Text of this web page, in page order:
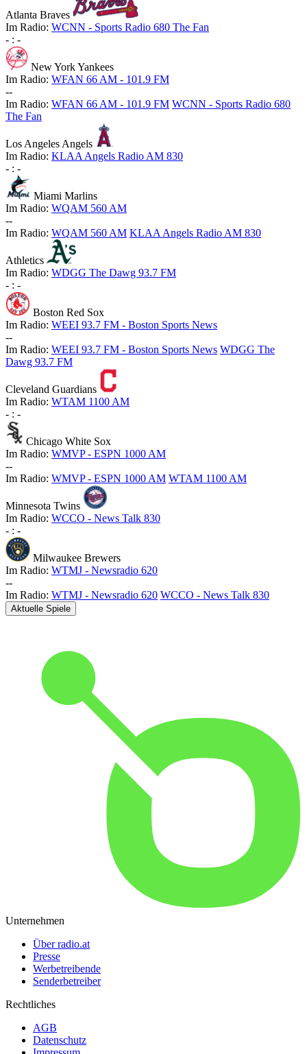
Atlanta Braves
Im Radio: WCNN - Sports Radio 680 The Fan
- : -
New York Yankees
Im Radio: WFAN 66 AM - 101.9 FM
--
Im Radio: WFAN 66 AM - 101.9 FM WCNN - Sports Radio 680
The Fan
Los Angeles Angels
Im Radio: KLAA Angels Radio AM 830
- : -
Miami Marlins
Im Radio: WQAM 560 AM
--
Im Radio: WQAM 560 AM KLAA Angels Radio AM 830
Athletics
Im Radio: WDGG The Dawg 93.7 FM
- : -
Boston Red Sox
Im Radio: WEEI 93.7 FM - Boston Sports News
--
Im Radio: WEEI 93.7 FM - Boston Sports News WDGG The
Dawg 93.7 FM
Cleveland Guardians
Im Radio: WTAM 1100 AM
- : -
Chicago White Sox
Im Radio: WMVP - ESPN 1000 AM
--
Im Radio: WMVP - ESPN 1000 AM WTAM 1100 AM
Minnesota Twins
Im Radio: WCCO - News Talk 830
- : -
Milwaukee Brewers
Im Radio: WTMJ - Newsradio 620
--
Im Radio: WTMJ - Newsradio 620 WCCO - News Talk 830
Aktuelle Spiele
Unternehmen
Über radio.at
Presse
Werbetreibende
Senderbetreiber
Rechtliches
AGB
Datenschutz